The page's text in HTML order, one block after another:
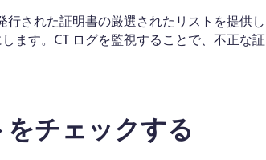
行された証明書の厳選されたリストを提供
ます。CT ログを監視することで、不正な
チェックする